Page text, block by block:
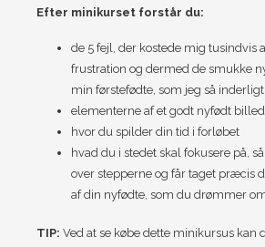
Efter minikurset forstår du:
de 5 fejl, der kostede mig tusindvis
frustration og dermed de smukke
min førstefødte, som jeg så
elementerne af et godt nyfødt
hvor du spilder din tid i forløbet
hvad du i stedet skal fokusere på,
over stepperne og får taget præcis
af din nyfødte, som du drømmer
TIP: Ved at se købe dette minikursus kan